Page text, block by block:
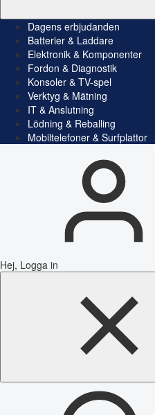
Dagens erbjudanden
Batterier & Laddare
Elektronik & Komponenter
Fordon & Diagnostik
Konsoler & TV-spel
Verktyg & Mätning
IT & Anslutning
Lödning & Reballing
Mobiltelefoner & Surfplattor
Hej, Logga in